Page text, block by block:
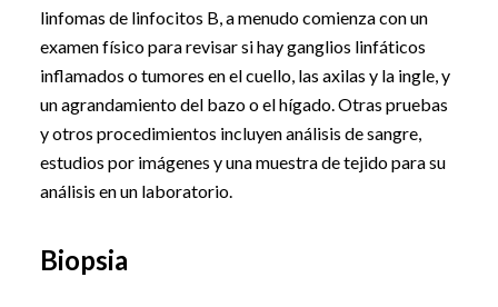
linfomas de linfocitos B, a menudo comienza con un
examen físico para revisar si hay ganglios linfáticos
inflamados o tumores en el cuello, las axilas y la ingle, y
un agrandamiento del bazo o el hígado. Otras pruebas
y otros procedimientos incluyen análisis de sangre,
estudios por imágenes y una muestra de tejido para su
análisis en un laboratorio.
Biopsia